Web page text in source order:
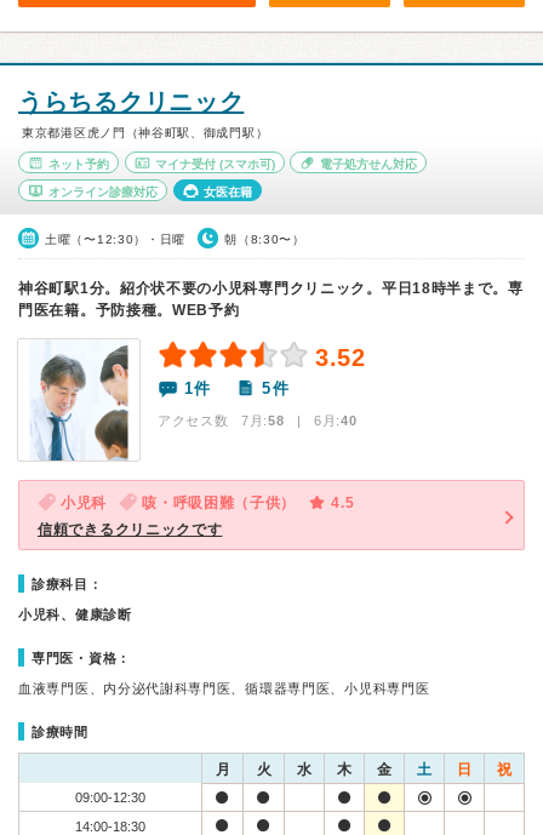
うらちるクリニック
東京都港区虎ノ門（神谷町駅、御成門駅）
ネット予約 マイナ受付(スマホ可) 電子処方せん対応
オンライン診療対応 女医在籍
土曜（〜12:30）・日曜 朝（8:30〜）
神谷町駅1分。紹介状不要の小児科専門クリニック。平日18時半まで。専
門医在籍。予防接種。WEB予約
3.52
1件 5件
アクセス数 7月:58 | 6月:40
小児科 咳・呼吸困難（子供）
4.5
信頼できるクリニックです
診療科目：
小児科、健康診断
専門医・資格：
血液専門医、内分泌代謝科専門医、循環器専門医、小児科専門医
診療時間
月 火 水 木 金 土 日 祝
09:00-12:30
14:00-18:30